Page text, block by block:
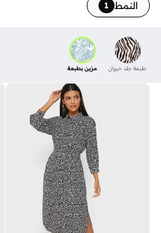
النمط 1
طبعة جلد حيوان مزين بطبعة